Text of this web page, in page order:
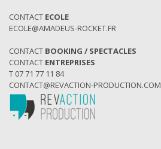
CONTACT ECOLE
ECOLE@AMADEUS-ROCKET.FR
CONTACT BOOKING / SPECTACLES
CONTACT ENTREPRISES
T 07 71 77 11 84
CONTACT@REVACTION-PRODUCTION.COM